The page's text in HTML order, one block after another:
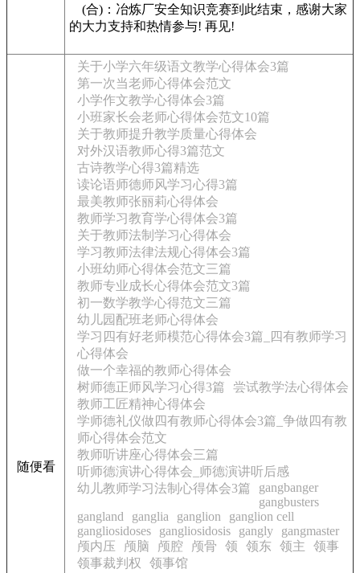
(合)：冶炼厂安全知识竞赛到此结束，感谢大家
的大力支持和热情参与! 再见!
随便看
关于小学六年级语文教学心得体会3篇
第一次当老师心得体会范文
小学作文教学心得体会3篇
小班家长会老师心得体会范文10篇
关于教师提升教学质量心得体会
对外汉语教师心得3篇范文
古诗教学心得3篇精选
读论语师德师风学习心得3篇
最美教师张丽莉心得体会
教师学习教育学心得体会3篇
关于教师法制学习心得体会
学习教师法律法规心得体会3篇
小班幼师心得体会范文三篇
教师专业成长心得体会范文3篇
初一数学教学心得范文三篇
幼儿园配班老师心得体会
学习四有好老师模范心得体会3篇_四有教师学习
心得体会
做一个幸福的教师心得体会
树师德正师风学习心得3篇
尝试教学法心得体会
教师工匠精神心得体会
学师德礼仪做四有教师心得体会3篇_争做四有教
师心得体会范文
教师听讲座心得体会三篇
听师德演讲心得体会_师德演讲听后感
幼儿教师学习法制心得体会3篇
gangbanger
gangbusters
gangland
ganglia ganglion
ganglion cell
gangliosidoses
gangliosidosis gangly
gangmaster
颅内压
颅脑 颅腔 颅骨 领 领东 领主
领事
领事裁判权
领事馆